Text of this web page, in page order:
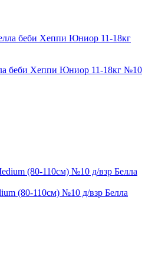
беби Хеппи Юниор 11-18кг №10
(80-110см) №10 д/взр Белла